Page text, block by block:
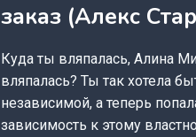
заказ (Алекс
Куда ты вляпалась, Алина
вляпалась? Ты так хотела
независимой, а теперь
зависимость к этому